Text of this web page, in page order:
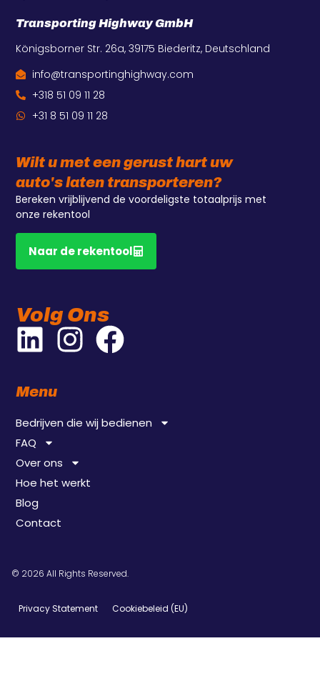
Transporting Highway GmbH
Königsborner Str. 26a, 39175 Biederitz, Deutschland
info@transportinghighway.com
+318 51 09 11 28
+31 8 51 09 11 28
Wilt u met een gerust hart uw
auto's laten transporteren?
Bereken vrijblijvend de voordeligste totaalprijs met
onze rekentool
Naar de rekentool
Volg Ons
Menu
Bedrijven die wij bedienen
FAQ
Over ons
Hoe het werkt
Blog
Contact
© 2026 All Rights Reserved.
Privacy Statement Cookiebeleid (EU)